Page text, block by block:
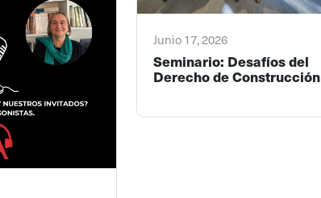
Junio 17, 2026
Seminario: Desafíos del
Derecho de Construcción